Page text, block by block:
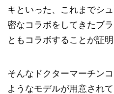
キといった、これまでシ
密なコラボをしてきたブ
ともコラボすることが証
そんなドクターマーチン
ようなモデルが用意され